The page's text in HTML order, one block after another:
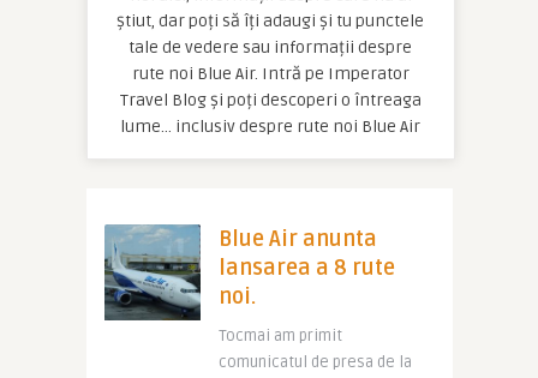
știut, dar poți să îți adaugi și tu punctele
tale de vedere sau informații despre
rute noi Blue Air. Intră pe Imperator
Travel Blog și poți descoperi o întreaga
lume… inclusiv despre rute noi Blue Air
Blue Air anunta
lansarea a 8 rute
noi.
Tocmai am primit
comunicatul de presa de la